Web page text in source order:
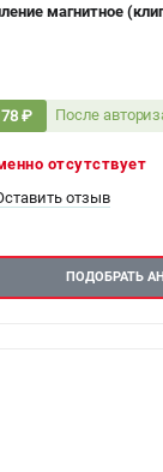
магнитное
₽ После
отсутствует
отзыв
ПОДОБРАТЬ